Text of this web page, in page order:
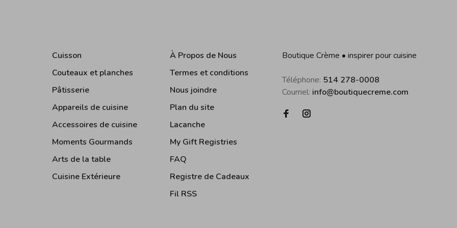
Cuisson
Couteaux et planches
Pâtisserie
Appareils de cuisine
Accessoires de cuisine
Moments Gourmands
Arts de la table
Cuisine Extérieure
À Propos de Nous
Termes et conditions
Nous joindre
Plan du site
Lacanche
My Gift Registries
FAQ
Registre de Cadeaux
Fil RSS
Boutique Crème • inspirer pour cuisine
Téléphone: 514 278-0008
Courriel: info@boutiquecreme.com